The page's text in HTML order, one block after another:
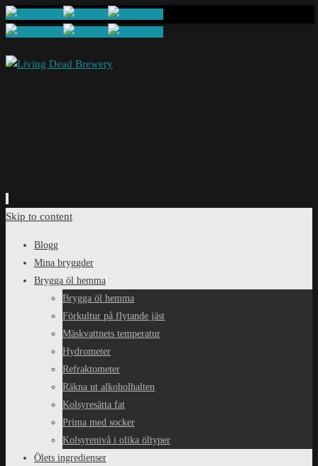
Skip to content
Blogg
Mina bryggder
Brygga öl hemma
Brygga öl hemma
Förkultur på flytande jäst
Mäskvattnets temperatur
Hydrometer
Refraktometer
Räkna ut alkoholhalten
Kolsyresätta fat
Prima med socker
Kolsyrenivå i olika öltyper
Ölets ingredienser